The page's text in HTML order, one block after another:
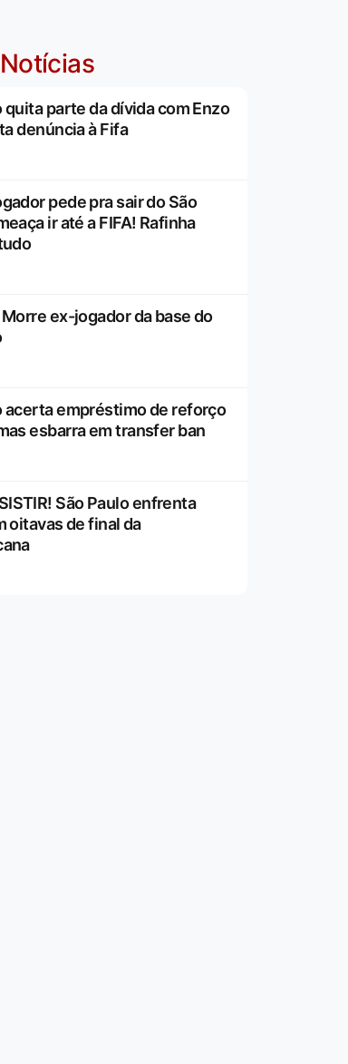
quita parte da dívida com Enzo
denúncia à Fifa
pede pra sair do São
ir até a FIFA! Rafinha
ex-jogador da base do
acerta empréstimo de reforço
esbarra em transfer ban
São Paulo enfrenta
oitavas de final da